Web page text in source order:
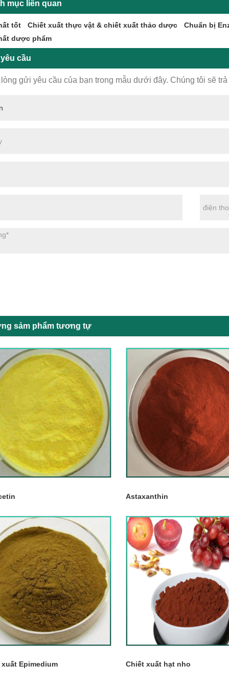
mục liên quan
tốt Chiết xuất thực vật & chiết xuất thảo dược
Chuẩn bị
dược phẩm
cầu
gửi yêu cầu của bạn trong mẫu dưới đây. Chúng tôi sẽ
sảm phẩm tương tự
Astaxanthin
Epimedium Chiết xuất hạt nho